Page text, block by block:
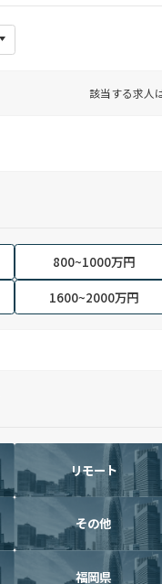
該当する求人
800~1000万円
1600~2000万円
リモート
その他
福岡県